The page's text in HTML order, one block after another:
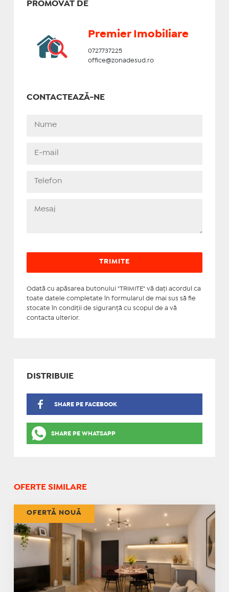
PROMOVAT DE
Premier Imobiliare
0727737225
office@zonadesud.ro
CONTACTEAZĂ-NE
Odată cu apăsarea butonului "TRIMITE" vă daţi acordul ca
toate datele completate în formularul de mai sus să fie
stocate în condiţii de siguranţă cu scopul de a vă
contacta ulterior.
DISTRIBUIE
SHARE PE FACEBOOK
SHARE PE WHATSAPP
OFERTE SIMILARE
OFERTĂ NOUĂ